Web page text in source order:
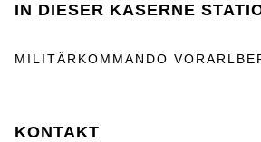
IN DIESER KASERNE
MILITÄRKOMMANDO
KONTAKT